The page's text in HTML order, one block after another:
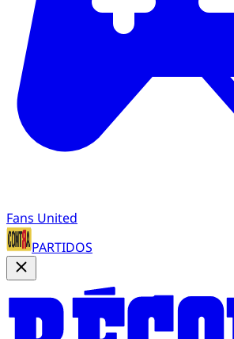
Fans United
PARTIDOS